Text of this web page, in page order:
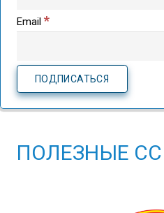
Email *
ПОЛЕЗНЫЕ